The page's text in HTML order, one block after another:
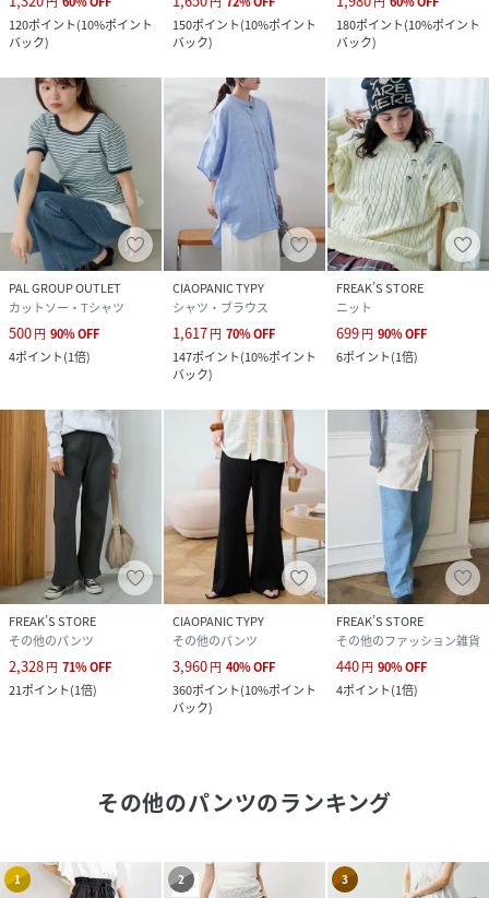
120ポイント(10%ポイント
バック)
150ポイント(10%ポイント
バック)
180ポイント(10%ポイント
バック)
PAL GROUP OUTLET
カットソー・Tシャツ
500円 90%OFF
4ポイント(1倍)
CIAOPANIC TYPY
シャツ・ブラウス
1,617円 70%OFF
147ポイント(10%ポイント
バック)
FREAK’S STORE
ニット
699円 90%OFF
6ポイント(1倍)
FREAK’S STORE
その他のパンツ
2,328円 71%OFF
21ポイント(1倍)
CIAOPANIC TYPY
その他のパンツ
3,960円 40%OFF
360ポイント(10%ポイント
バック)
FREAK’S STORE
その他のファッション雑貨
440円 90%OFF
4ポイント(1倍)
その他のパンツのランキング
1 2 3